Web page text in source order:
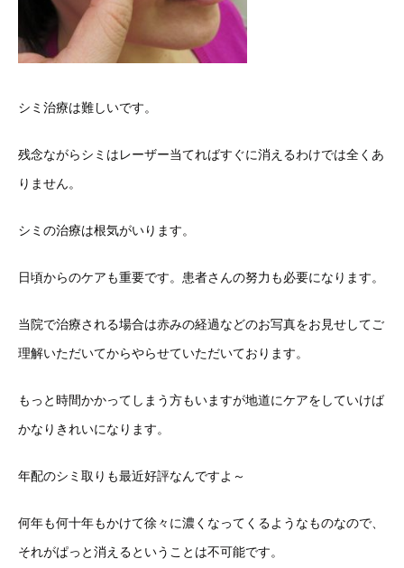
シミ治療は難しいです。
残念ながらシミはレーザー当てればすぐに消えるわけでは全くあ
りません。
シミの治療は根気がいります。
日頃からのケアも重要です。患者さんの努力も必要になります。
当院で治療される場合は赤みの経過などのお写真をお見せしてご
理解いただいてからやらせていただいております。
もっと時間かかってしまう方もいますが地道にケアをしていけば
かなりきれいになります。
年配のシミ取りも最近好評なんですよ～
何年も何十年もかけて徐々に濃くなってくるようなものなので、
それがぱっと消えるということは不可能です。